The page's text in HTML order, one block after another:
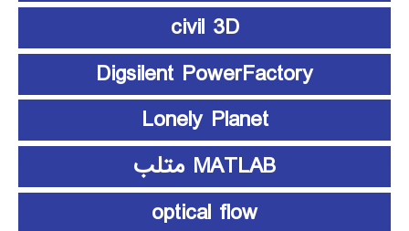
civil 3D
Digsilent PowerFactory
Lonely Planet
MATLAB متلب
optical flow